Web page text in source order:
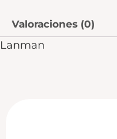
Valoraciones (0)
Lanman